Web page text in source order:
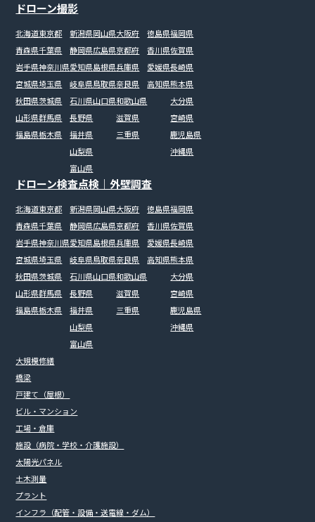
ドローン撮影
北海道
青森県
岩手県
宮城県
秋田県
山形県
福島県
東京都
千葉県
神奈川県
埼玉県
茨城県
群馬県
栃木県
新潟県
静岡県
愛知県
岐阜県
石川県
長野県
福井県
山梨県
富山県
岡山県
広島県
島根県
鳥取県
山口県
大阪府
京都府
兵庫県
奈良県
和歌山県
滋賀県
三重県
徳島県
香川県
愛媛県
高知県
福岡県
佐賀県
長崎県
熊本県
大分県
宮崎県
鹿児島県
沖縄県
ドローン検査点検｜外壁調査
北海道
青森県
岩手県
宮城県
秋田県
山形県
福島県
東京都
千葉県
神奈川県
埼玉県
茨城県
群馬県
栃木県
新潟県
静岡県
愛知県
岐阜県
石川県
長野県
福井県
山梨県
富山県
岡山県
広島県
島根県
鳥取県
山口県
大阪府
京都府
兵庫県
奈良県
和歌山県
滋賀県
三重県
徳島県
香川県
愛媛県
高知県
福岡県
佐賀県
長崎県
熊本県
大分県
宮崎県
鹿児島県
沖縄県
大規模修繕
橋梁
戸建て（屋根）
ビル・マンション
工場・倉庫
施設（病院・学校・介護施設）
太陽光パネル
土木測量
プラント
インフラ（配管・設備・送電線・ダム）